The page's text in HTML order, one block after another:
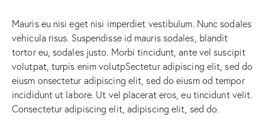
Mauris eu nisi eget nisi imperdiet vestibulum. Nunc sodales
vehicula risus. Suspendisse id mauris sodales, blandit
tortor eu, sodales justo. Morbi tincidunt, ante vel suscipit
volutpat, turpis enim volutpSectetur adipiscing elit, sed do
eiusm onsectetur adipiscing elit, sed do eiusm od tempor
incididunt ut labore. Ut vel placerat eros, eu tincidunt velit.
Consectetur adipiscing elit, adipiscing elit, sed do.